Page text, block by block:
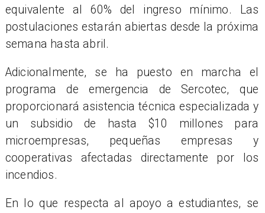
equivalente al 60% del ingreso mínimo. Las
postulaciones estarán abiertas desde la próxima
semana hasta abril.
Adicionalmente, se ha puesto en marcha el
programa de emergencia de Sercotec, que
proporcionará asistencia técnica especializada y
un subsidio de hasta $10 millones para
microempresas, pequeñas empresas y
cooperativas afectadas directamente por los
incendios.
En lo que respecta al apoyo a estudiantes, se